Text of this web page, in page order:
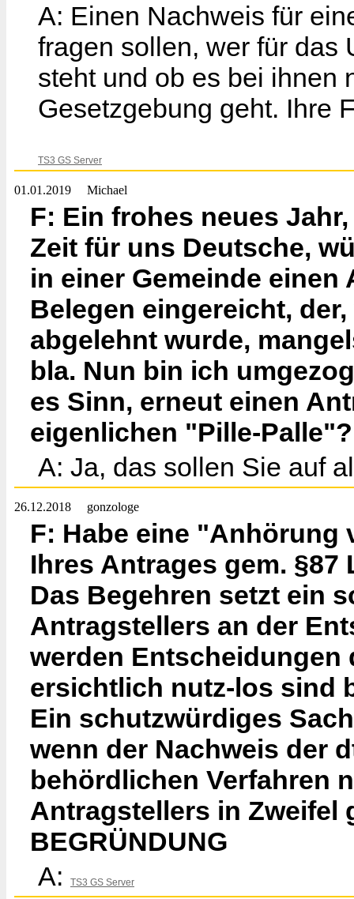
A: Einen Nachweis für
fragen sollen, wer für das
steht und ob es bei ihnen
Gesetzgebung geht. Ihre
TS3 GS Server
01.01.2019 Michael
F: Ein frohes neues
Zeit für uns Deutsche,
in einer Gemeinde
Belegen eingereicht,
abgelehnt wurde,
bla. Nun bin ich
es Sinn, erneut einen
eigenlichen "Pille-Palle"?
A: Ja, das sollen Sie auf
26.12.2018 gonzologe
F: Habe eine
Ihres Antrages gem.
Das Begehren setzt ein
Antragstellers an der
werden Entscheidungen
ersichtlich nutz-los sind
Ein schutzwürdiges
wenn der Nachweis der
behördlichen Verfahren
Antragstellers in Zweifel
BEGRÜNDUNG
A:
TS3 GS Server